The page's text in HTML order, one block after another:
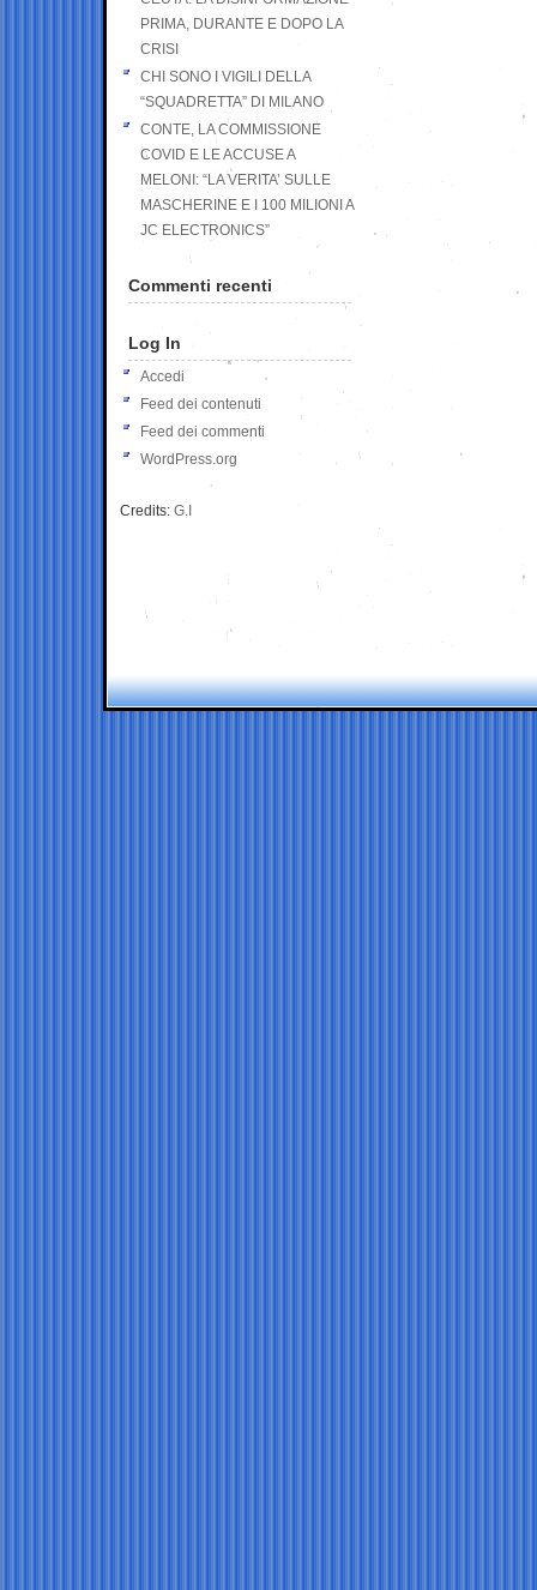
PRIMA, DURANTE E DOPO LA
CRISI
CHI SONO I VIGILI DELLA
“SQUADRETTA” DI MILANO
CONTE, LA COMMISSIONE
COVID E LE ACCUSE A
MELONI: “LA VERITA’ SULLE
MASCHERINE E I 100 MILIONI A
JC ELECTRONICS”
Commenti recenti
Log In
Accedi
Feed dei contenuti
Feed dei commenti
WordPress.org
Credits: G.I